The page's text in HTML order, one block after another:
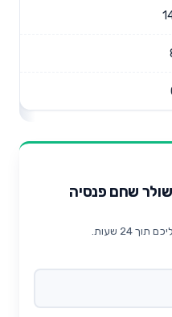
שחם פנסיה
24 שעות.